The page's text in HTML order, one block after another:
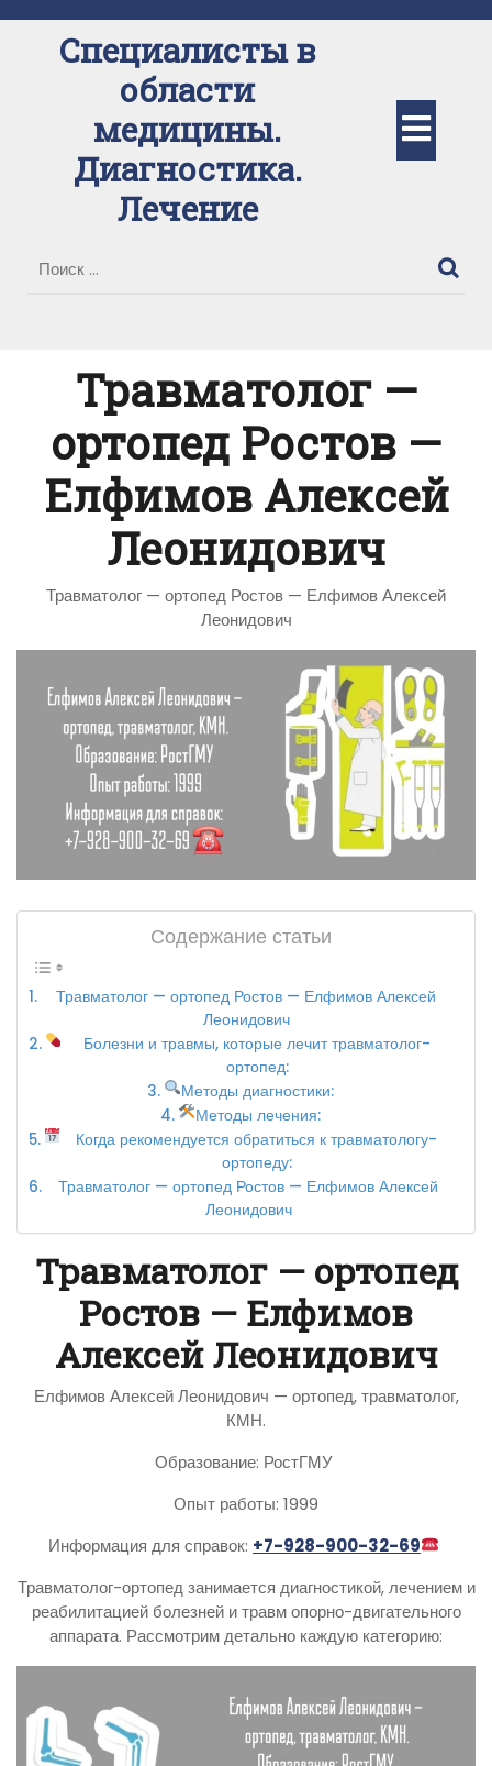
содержимомуСпециалисты в
области
медицины.
Диагностика.
Лечение
Травматолог —
ортопед Ростов —
Елфимов Алексей
Леонидович
Травматолог — ортопед Ростов — Елфимов Алексей
Леонидович
Содержание статьи
Травматолог — ортопед Ростов — Елфимов Алексей
Леонидович
Болезни и травмы, которые лечит травматолог-
ортопед:
Методы диагностики:
Методы лечения:
Когда рекомендуется обратиться к травматологу-
ортопеду:
Травматолог — ортопед Ростов — Елфимов Алексей
Леонидович
Травматолог — ортопед
Ростов — Елфимов
Алексей Леонидович
Елфимов Алексей Леонидович — ортопед, травматолог,
КМН.
Образование: РостГМУ
Опыт работы: 1999
Информация для справок: +7-928-900-32-69
Травматолог-ортопед занимается диагностикой, лечением и
реабилитацией болезней и травм опорно-двигательного
аппарата. Рассмотрим детально каждую категорию: